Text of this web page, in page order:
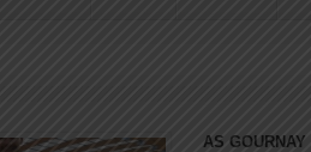
AS GOURNAY